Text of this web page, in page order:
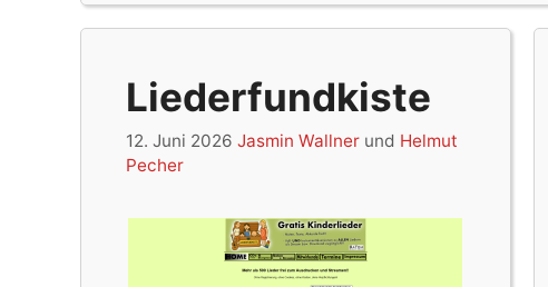
Liederfundkiste
12. Juni 2026 Jasmin Wallner und Helmut
Pecher